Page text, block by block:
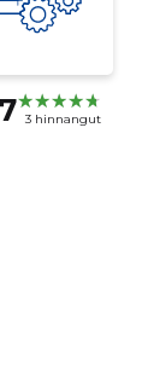
3 hinnangut